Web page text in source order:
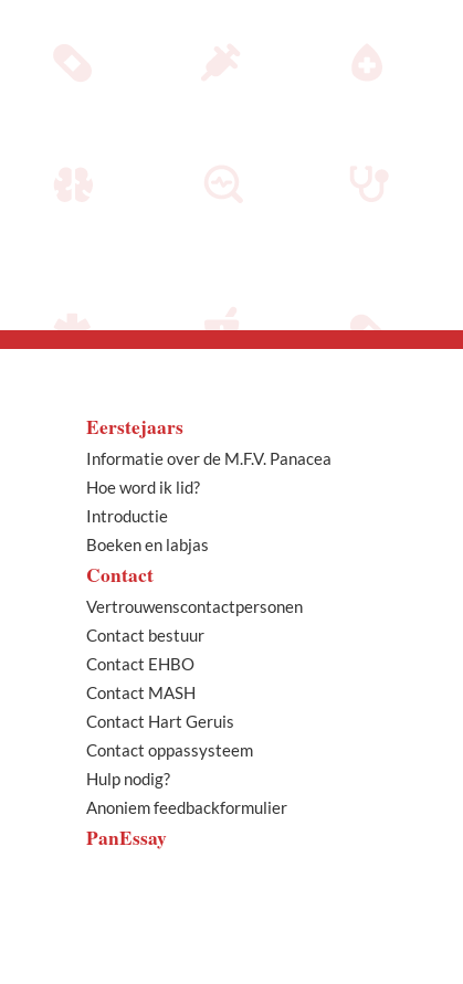
Eerstejaars
Informatie over de M.F.V. Panacea
Hoe word ik lid?
Introductie
Boeken en labjas
Contact
Vertrouwenscontactpersonen
Contact bestuur
Contact EHBO
Contact MASH
Contact Hart Geruis
Contact oppassysteem
Hulp nodig?
Anoniem feedbackformulier
PanEssay